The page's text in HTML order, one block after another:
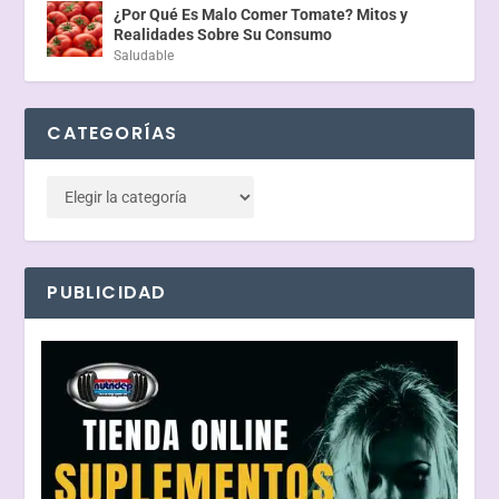
¿Por Qué Es Malo Comer Tomate? Mitos y
Realidades Sobre Su Consumo
Saludable
CATEGORÍAS
PUBLICIDAD